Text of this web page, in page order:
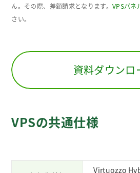
ん。その際、差額請求となります。VPSパネ
さい。
資料ダウンロ
VPSの共通仕様
Virtuozzo